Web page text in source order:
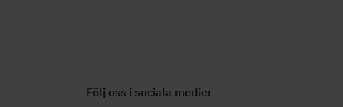
Följ oss i sociala medier